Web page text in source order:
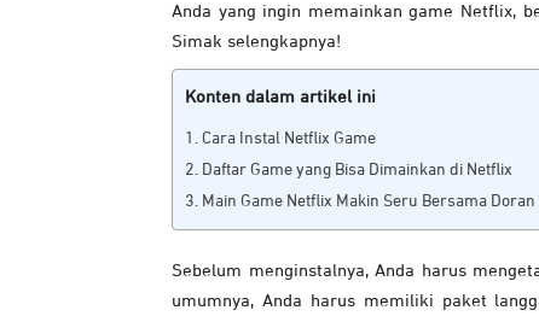
Anda yang ingin memainkan game Netflix,
Simak selengkapnya!
Konten dalam artikel ini
Cara Instal Netflix Game
Daftar Game yang Bisa Dimainkan di Netflix
Main Game Netflix Makin Seru Bersama Doran
Sebelum menginstalnya, Anda harus
umumnya, Anda harus memiliki paket